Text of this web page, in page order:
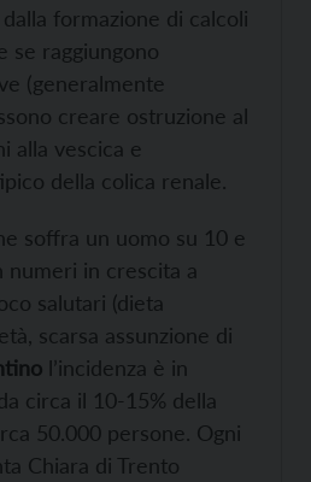
formazione di calcoli
se raggiungono
(generalmente
creare ostruzione al
alla vescica e
della colica renale.
soffra un uomo su 10 e
numeri in crescita a
salutari (dieta
scarsa assunzione di
l’incidenza è in
circa il 10-15% della
50.000 persone. Ogni
Chiara di Trento